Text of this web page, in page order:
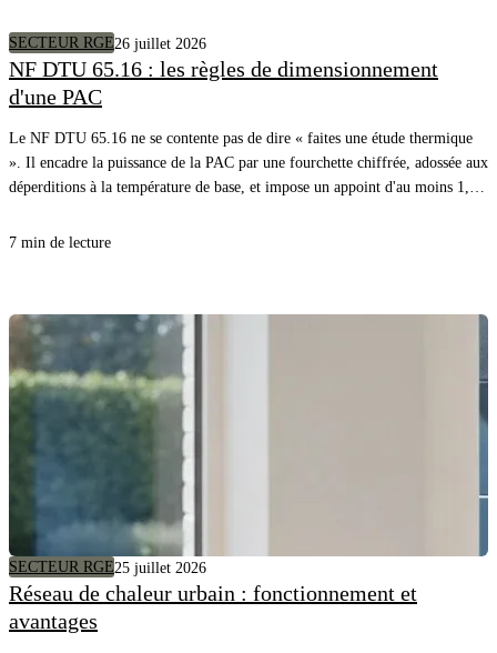
SECTEUR RGE26 juillet 2026
NF DTU 65.16 : les règles de dimensionnement
d'une PAC
Le NF DTU 65.16 ne se contente pas de dire « faites une étude thermique
». Il encadre la puissance de la PAC par une fourchette chiffrée, adossée aux
déperditions à la température de base, et impose un appoint d'au moins 1,2
chiffré du DTU lui-même.
7 min de lecture
SECTEUR RGE25 juillet 2026
Réseau de chaleur urbain : fonctionnement et
avantages